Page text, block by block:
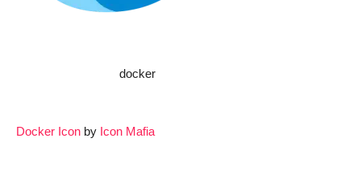
docker
Docker Icon by Icon Mafia